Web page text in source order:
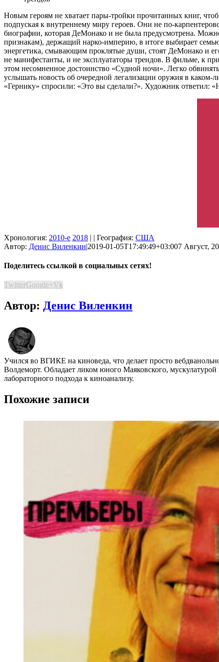
Новым героям не хватает пары-тройки прочитанных книг,
подпуская к внутреннему миру героев. Они не по-
биографии, которая ДеМонако и не была предусмотрена.
признакам), держащий нарко-империю, в итоге выбирает
энергетика, смывающим проклятые души, стоят ДеМонако и
не манифестанты, и не эксплуататоры трендов. В фильме, к
этом несомненное достоинство «Судной ночи». Легко
услышать новость об очередной легализации оружия в
«Гернику» спросили: «Это вы сделали?». Художник ответил:
Хронология: 2010-е 2018 | | География: США
Автор: Денис Виленкин|2019-01-05T17:49:49+03:007 Август,
Поделитесь ссылкой в социальных сетях!
TwitterGoogle+Vk
Автор: Денис Виленкин
Учился во ВГИКЕ на киноведа, что делает просто
Волдеморт. Обладает ликом юного Маяковского,
лабораторного подхода к киноанализу.
Похожие записи